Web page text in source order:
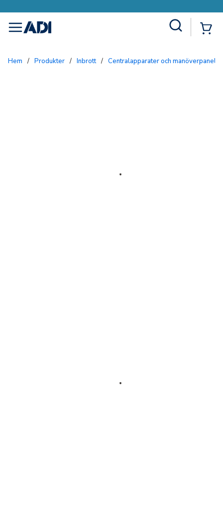
menu
Hem / Produkter / Inbrott / Centralapparater och manöverpaneler